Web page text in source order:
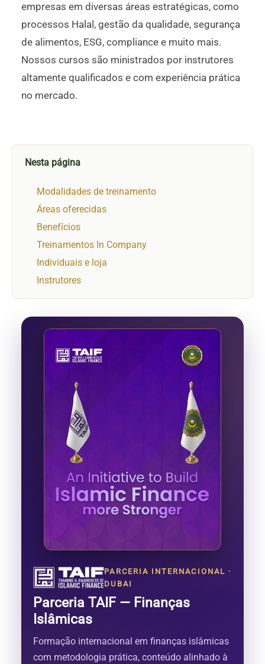
empresas em diversas áreas estratégicas, como
processos Halal, gestão da qualidade, segurança
de alimentos, ESG, compliance e muito mais.
Nossos cursos são ministrados por instrutores
altamente qualificados e com experiência prática
no mercado.
Nesta página
Modalidades de treinamento
Áreas oferecidas
Benefícios
Treinamentos In Company
Individuais e loja
Instrutores
PARCERIA INTERNACIONAL ·
DUBAI
Parceria TAIF — Finanças
Islâmicas
Formação internacional em finanças islâmicas
com metodologia prática, conteúdo alinhado à